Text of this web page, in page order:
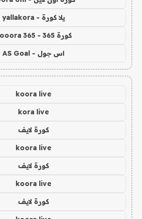
يلا كورة - yallakora
كورة 365 - kooora 365
اس جول - AS Goal
koora live
kora live
كورة لايف
koora live
كورة لايف
koora live
كورة لايف